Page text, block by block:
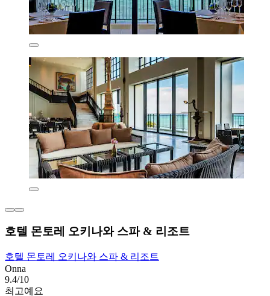
호텔 몬토레 오키나와 스파 & 리조트
호텔 몬토레 오키나와 스파 & 리조트
Onna
9.4/10
최고예요